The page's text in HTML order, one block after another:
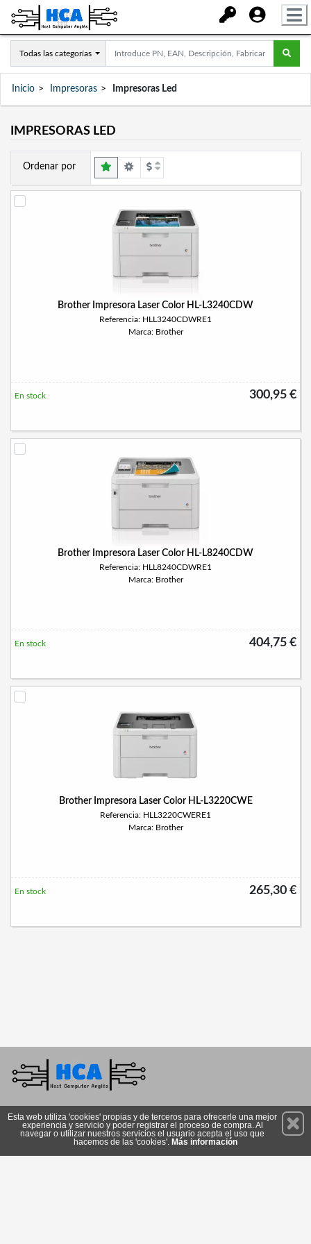
Todas las categorías
Inicio Impresoras Impresoras Led
IMPRESORAS LED
Ordenar por
Brother Impresora Laser Color HL-L3240CDW
Referencia: HLL3240CDWRE1
Marca: Brother
300,95 €
En stock
Brother Impresora Laser Color HL-L8240CDW
Referencia: HLL8240CDWRE1
Marca: Brother
404,75 €
En stock
Brother Impresora Laser Color HL-L3220CWE
Referencia: HLL3220CWERE1
Marca: Brother
265,30 €
En stock
Suscríbete
Esta web utiliza 'cookies' propias y de terceros para ofrecerle una mejor
experiencia y servicio y poder registrar el proceso de compra. Al
navegar o utilizar nuestros servicios el usuario acepta el uso que
hacemos de las 'cookies'. Más información